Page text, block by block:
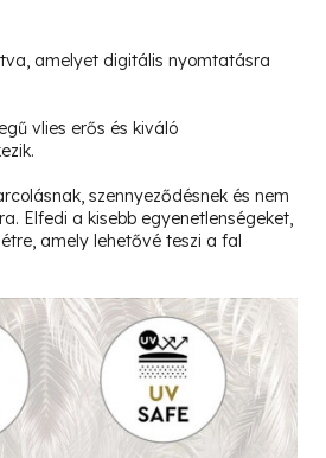
amelyet digitális nyomtatásra
vlies erős és kiváló
szennyeződésnek és nem
Elfedi a kisebb egyenetlenségeket,
amely lehetővé teszi a fal